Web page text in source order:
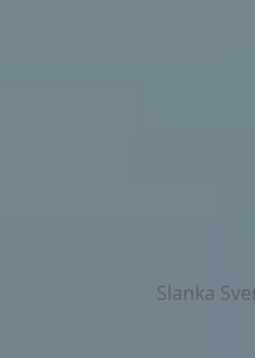
Slanka